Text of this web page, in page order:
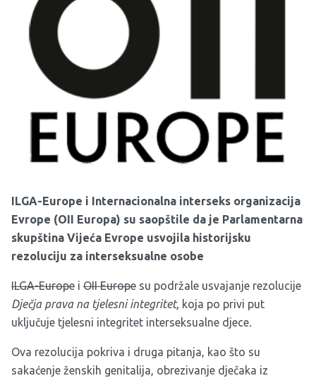
ILGA-Europe i Internacionalna interseks organizacija
Evrope (OII Europa) su saopštile da je Parlamentarna
skupština Vijeća Evrope usvojila historijsku
rezoluciju za interseksualne osobe
ILGA-Europe i OII Europe su podržale usvajanje rezolucije
Dječja prava na tjelesni integritet, koja po privi put
uključuje tjelesni integritet interseksualne djece.
Ova rezolucija pokriva i druga pitanja, kao što su
sakaćenje ženskih genitalija, obrezivanje dječaka iz